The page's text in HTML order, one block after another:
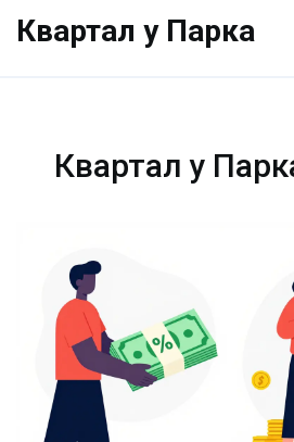
Квартал у Парка
Квартал у